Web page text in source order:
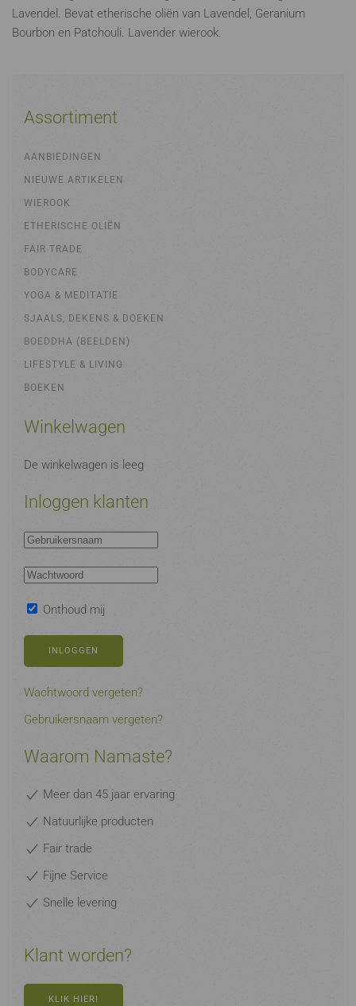
Lavendel. Bevat etherische oliën van Lavendel, Geranium
Bourbon en Patchouli. Lavender wierook.
Assortiment
AANBIEDINGEN
NIEUWE ARTIKELEN
WIEROOK
ETHERISCHE OLIËN
FAIR TRADE
BODYCARE
YOGA & MEDITATIE
SJAALS, DEKENS & DOEKEN
BOEDDHA (BEELDEN)
LIFESTYLE & LIVING
BOEKEN
Winkelwagen
De winkelwagen is leeg
Inloggen klanten
Onthoud mij
INLOGGEN
Wachtwoord vergeten?
Gebruikersnaam vergeten?
Waarom Namaste?
Meer dan 45 jaar ervaring
Natuurlijke producten
Fair trade
Fijne Service
Snelle levering
Klant worden?
KLIK HIER!